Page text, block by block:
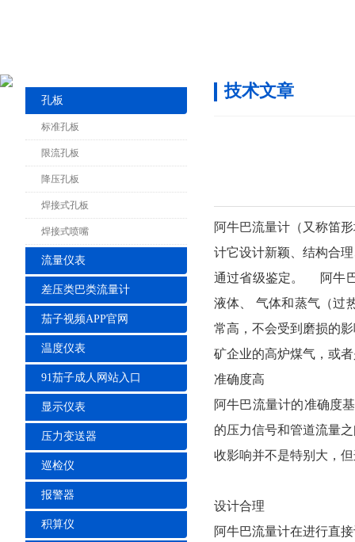
孔板
标准孔板
限流孔板
降压孔板
焊接式孔板
焊接式喷嘴
流量仪表
差压类巴类流量计
茄子视频APP官网
温度仪表
91茄子成人网站入口
显示仪表
压力变送器
巡检仪
报警器
积算仪
技术文章
阿牛巴流量计 （又称笛
计它设计新颖、结构合
通过省级鉴定。 阿牛巴
液体、 气体和蒸气（过
常高，不会受到磨损的
矿企业的高炉煤气，或
准确度高
阿牛巴流量计的准确度
的压力信号和管道流量
收影响并不是特别大，
设计合理
阿牛巴流量计在进行直